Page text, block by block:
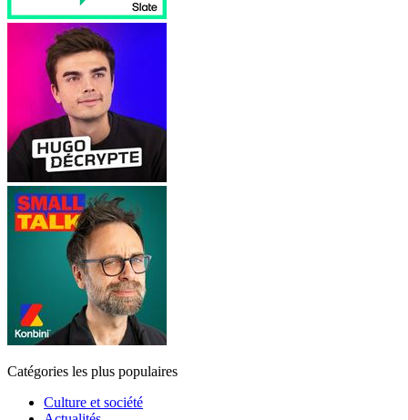
Catégories les plus populaires
Culture et société